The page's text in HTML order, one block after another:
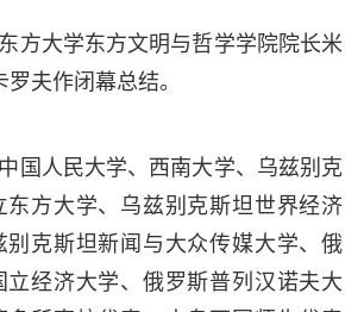
方大学东方文明与哲学学院院长米
夫作闭幕总结。
国人民大学、西南大学、乌兹别克
东方大学、乌兹别克斯坦世界经济
别克斯坦新闻与大众传媒大学、俄
立经济大学、俄罗斯普列汉诺夫大